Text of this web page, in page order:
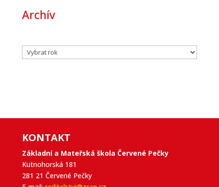
Archív
Archivy
KONTAKT
Základní a Mateřská škola Červené Pečky
Kutnohorská 181
281 21 Červené Pečky